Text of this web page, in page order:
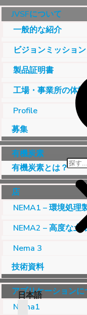
日本語
JVSFについて
一般的な紹介
ビジョンミッション
製品証明書
工場・事業所の体制
Profile
募集
有機炭素
有機炭素とは？
店
NEMA1 – 環境処理
NEMA2 – 高度な土
Nema 3
技術資料
アプリケーションに
Nema1